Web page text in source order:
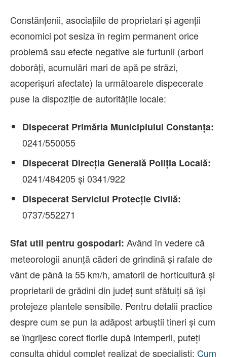
Constănțenii, asociațiile de proprietari și agenții
economici pot sesiza în regim permanent orice
problemă sau efecte negative ale furtunii (arbori
doborâți, acumulări mari de apă pe străzi,
acoperișuri afectate) la următoarele dispecerate
puse la dispoziție de autoritățile locale:
Dispecerat Primăria Municipiului Constanța:
0241/550055
Dispecerat Direcția Generală Poliția Locală:
0241/484205 și 0341/922
Dispecerat Serviciul Protecție Civilă:
0737/552271
Sfat util pentru gospodari: Având în vedere că
meteorologii anunță căderi de grindină și rafale de
vânt de până la 55 km/h, amatorii de horticultură și
proprietarii de grădini din județ sunt sfătuiți să își
protejeze plantele sensibile. Pentru detalii practice
despre cum se pun la adăpost arbuștii tineri și cum
se îngrijesc corect florile după intemperii, puteți
consulta ghidul complet realizat de specialiști: Cum